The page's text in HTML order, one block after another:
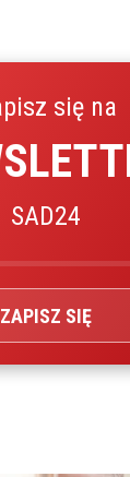
się na
SAD24
ZAPISZ SIĘ